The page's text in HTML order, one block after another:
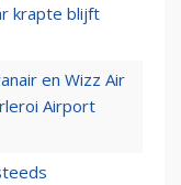
krapte blijft
en Wizz Air
Airport